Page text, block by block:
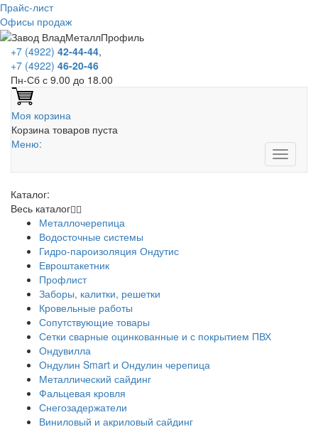
Прайс-лист
Офисы продаж
+7 (4922) 42-44-44,
+7 (4922) 46-20-46
Пн-Сб с 9.00 до 18.00
Моя корзина
Корзина товаров пуста
Меню:
Каталог:
Весь каталог
Металлочерепица
Водосточные системы
Гидро-пароизоляция Ондутис
Евроштакетник
Профлист
Заборы, калитки, решетки
Кровельные работы
Сопутствующие товары
Сетки сварные оцинкованные и с покрытием ПВХ
Ондувилла
Ондулин Smart и Ондулин черепица
Металлический сайдинг
Фальцевая кровля
Снегозадержатели
Виниловый и акриловый сайдинг